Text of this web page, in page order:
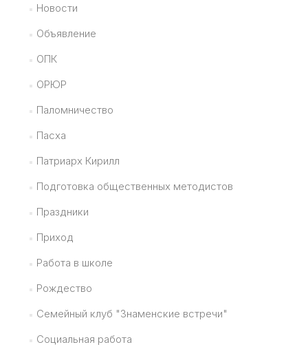
Новости
Объявление
ОПК
ОРЮР
Паломничество
Пасха
Патриарх Кирилл
Подготовка общественных методистов
Праздники
Приход
Работа в школе
Рождество
Семейный клуб "Знаменские встречи"
Социальная работа